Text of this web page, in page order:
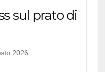
sul prato di
2026